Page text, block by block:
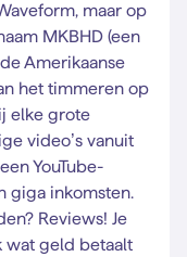
maar op
MKBHD (een
Amerikaanse
het timmeren op
elke grote
video’s vanuit
YouTube-
giga inkomsten.
Reviews! Je
wat geld betaalt